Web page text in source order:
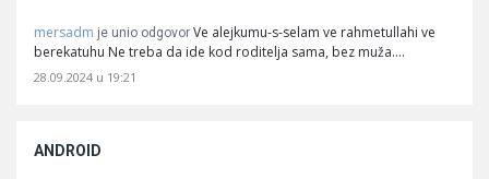
mersadm je unio odgovor Ve alejkumu-s-selam ve rahmetullahi ve
berekatuhu Ne treba da ide kod roditelja sama, bez muža.…
28.09.2024 u 19:21
ANDROID